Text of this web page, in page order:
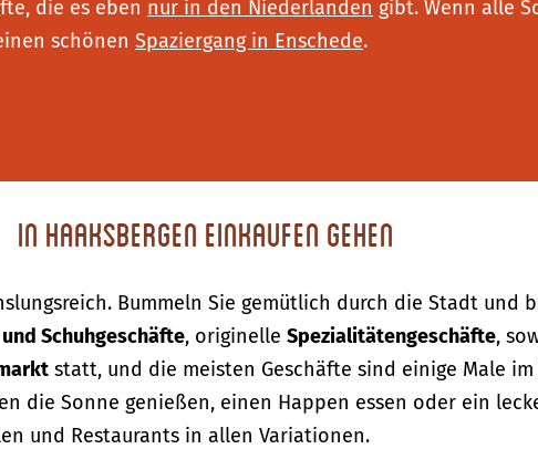
die es eben nur in den Niederlanden gibt. Wenn alle
schönen Spaziergang in Enschede.
In Haaksbergen einkaufen gehen
Bummeln Sie gemütlich durch die Stadt und
Schuhgeschäfte, originelle Spezialitätengeschäfte,
statt, und die meisten Geschäfte sind einige Male
die Sonne genießen, einen Happen essen oder ein
und Restaurants in allen Variationen.